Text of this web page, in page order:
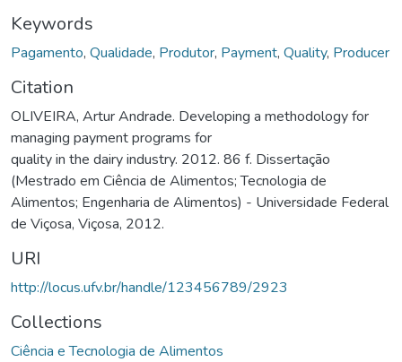
Keywords
Pagamento, Qualidade, Produtor, Payment, Quality, Producer
Citation
OLIVEIRA, Artur Andrade. Developing a methodology for
managing payment programs for
quality in the dairy industry. 2012. 86 f. Dissertação
(Mestrado em Ciência de Alimentos; Tecnologia de
Alimentos; Engenharia de Alimentos) - Universidade Federal
de Viçosa, Viçosa, 2012.
URI
http://locus.ufv.br/handle/123456789/2923
Collections
Ciência e Tecnologia de Alimentos